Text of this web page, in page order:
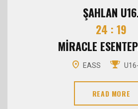
ŞAHLAN
24 : 19
MİRACLE
EASS
READ MORE